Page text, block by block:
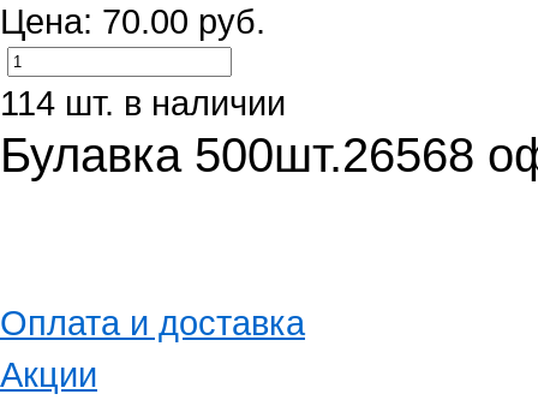
Цена: 70.00 руб.
114 шт. в наличии
Булавка 500шт.26568
Оплата и доставка
Акции